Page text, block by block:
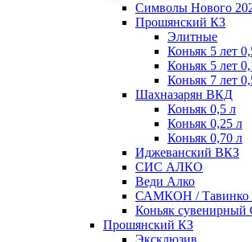
Символы Нового
Прошянский КЗ
Элитные
Коньяк 5 лет
Коньяк 5 лет
Коньяк 7 лет
Шахназарян ВКД
Коньяк 0,5 л
Коньяк 0,25 л
Коньяк 0,70 л
Иджеванский ВКЗ
СИС АЛКО
Веди Алко
САМКОН / Тавинко
Коньяк сувенирный
Прошянский КЗ
Эксклюзив